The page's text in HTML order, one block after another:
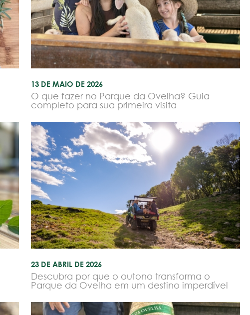
13 DE MAIO DE 2026
O que fazer no Parque da Ovelha? Guia
completo para sua primeira visita
23 DE ABRIL DE 2026
Descubra por que o outono transforma o
Parque da Ovelha em um destino imperdível